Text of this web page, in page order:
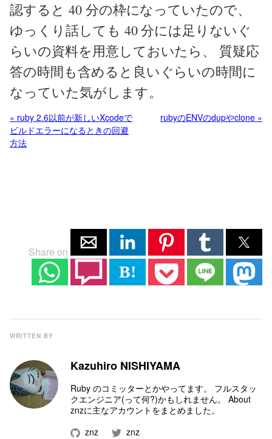
認すると 40 分の枠になっていたので、
ゆっくり話しても 40 分には足りないぐ
らいの資料を用意しておいたら、 質疑応
答の時間も含めると良いぐらいの時間に
なっていた気がします。
« ruby 2.6以前が新しいXcodeで
ビルドエラーになるときの回避
方法
rubyのENVのdupやclone »
Share on
B!
WRITTEN BY
Kazuhiro NISHIYAMA
Ruby のコミッターとかやってます。 フルスタッ
クエンジニア(って何?)かもしれません。 About
znzに主なアカウントをまとめました。
znz
znz